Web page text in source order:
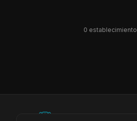
0 establecimiento
©